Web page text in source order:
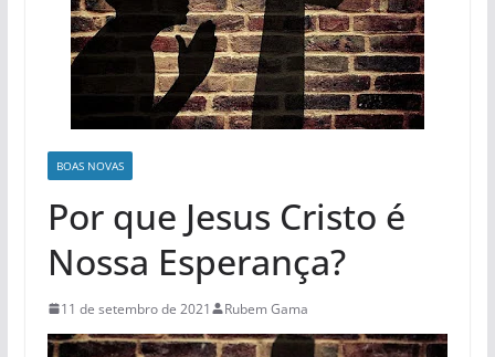
BOAS NOVAS
Por que Jesus Cristo é
Nossa Esperança?
11 de setembro de 2021 Rubem Gama